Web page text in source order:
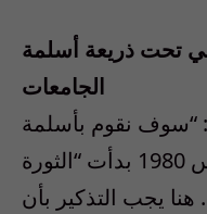
تحت ذريعة أسلمة
الجامعات
“سوف نقوم بأسلمة
الجامعات”. وفي مارس 1980 بدأت “الثورة
هنا يجب التذكير بأن